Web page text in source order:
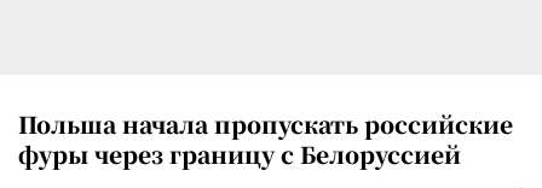
Польша начала пропускать российские
фуры через границу с Белоруссией